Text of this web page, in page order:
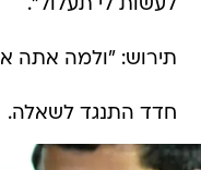
לעשות לי תעלול".
תירוש: "ולמה אתה
חדד התנגד לשאלה.